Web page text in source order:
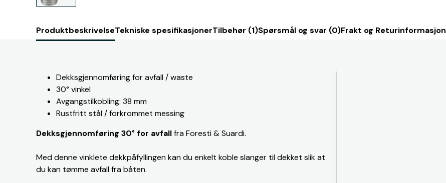
ProduktbeskrivelseTekniske spesifikasjonerTilbehør (1)Spørsmål og svar (0)Frakt og Returinformasjon
Dekksgjennomføring for avfall / waste
30° vinkel
Avgangstilkobling: 38 mm
Rustfritt stål / forkrommet messing
Dekksgjennomføring 30° for avfallfra Foresti & Suardi.
Med denne vinklete dekkpåfyllingen kan du enkelt koble slanger til dekket slik at
du kan tømme avfall fra båten.